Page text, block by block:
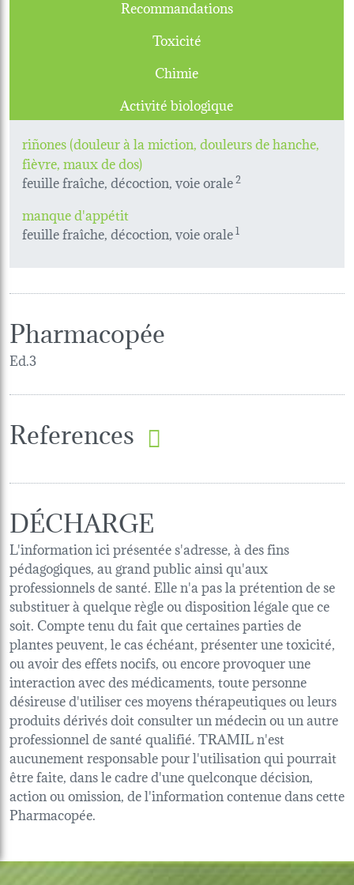
Recommandations
Toxicité
Chimie
Activité biologique
riñones (douleur à la miction, douleurs de hanche,
fièvre, maux de dos)
feuille fraîche, décoction, voie orale2
manque d'appétit
feuille fraîche, décoction, voie orale1
Pharmacopée
Ed.3
References
DÉCHARGE
L'information ici présentée s'adresse, à des fins
pédagogiques, au grand public ainsi qu'aux
professionnels de santé. Elle n'a pas la prétention de se
substituer à quelque règle ou disposition légale que ce
soit. Compte tenu du fait que certaines parties de
plantes peuvent, le cas échéant, présenter une toxicité,
ou avoir des effets nocifs, ou encore provoquer une
interaction avec des médicaments, toute personne
désireuse d'utiliser ces moyens thérapeutiques ou leurs
produits dérivés doit consulter un médecin ou un autre
professionnel de santé qualifié. TRAMIL n'est
aucunement responsable pour l'utilisation qui pourrait
être faite, dans le cadre d'une quelconque décision,
action ou omission, de l'information contenue dans cette
Pharmacopée.